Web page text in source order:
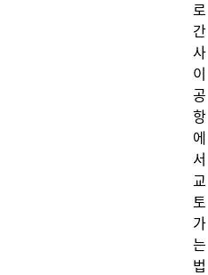
로
간
사
이
공
항
에
서
교
토
가
는
법